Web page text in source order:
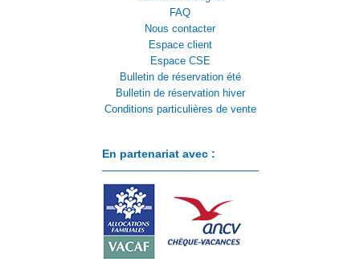
FAQ
Nous contacter
Espace client
Espace CSE
Bulletin de réservation été
Bulletin de réservation hiver
Conditions particulières de vente
En partenariat avec :